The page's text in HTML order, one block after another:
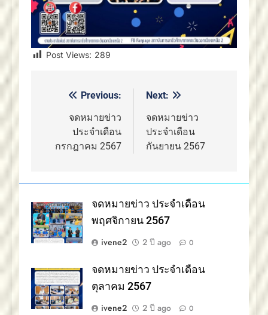
Post Views: 289
แนะแนว
เรื่อง
Previous:
จดหมายข่าว
ประจำเดือน
กรกฎาคม 2567
Next:
จดหมายข่าว
ประจำเดือน
กันยายน 2567
จดหมายข่าว ประจำเดือน
พฤศจิกายน 2567
ivene2
2 ปี ago 0
จดหมายข่าว ประจำเดือน
ตุลาคม 2567
ivene2
2 ปี ago 0